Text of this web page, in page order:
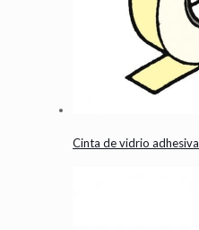
Cinta de vidrio adhesiva